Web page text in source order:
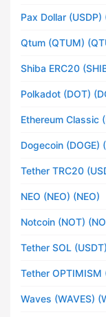
Pax Dollar (USDP)
Qtum (QTUM)
Shiba ERC20
Polkadot (DOT)
Ethereum Classic
Dogecoin (DOGE)
Tether TRC20
NEO (NEO) (NEO)
Notcoin (NOT)
Tether SOL
Tether OPTIMISM
Waves (WAVES)